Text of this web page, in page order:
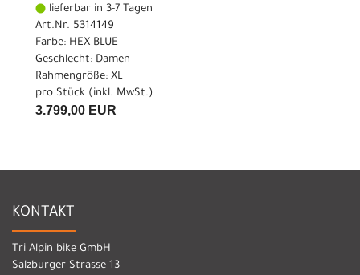
lieferbar in 3-7 Tagen
Art.Nr. 5314149
Farbe: HEX BLUE
Geschlecht: Damen
Rahmengröße: XL
pro Stück (inkl. MwSt.)
3.799,00 EUR
KONTAKT
Tri Alpin bike GmbH
Salzburger Strasse 13